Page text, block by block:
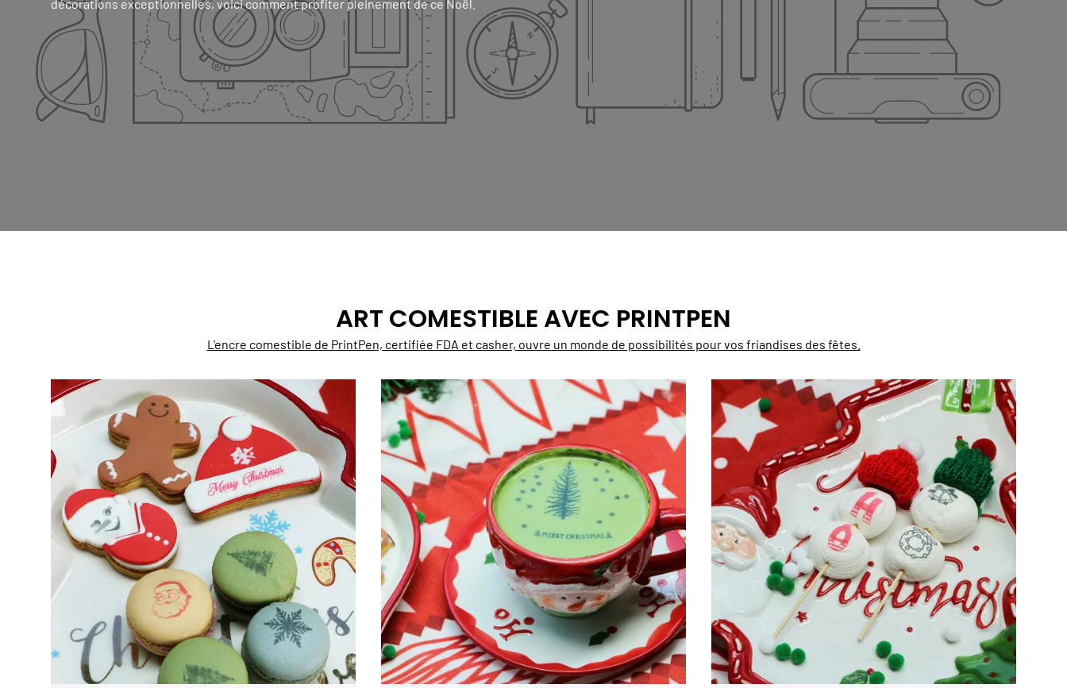
décorations exceptionnelles, voici comment profiter pleinement de ce Noël.
ART COMESTIBLE AVEC PRINTPEN
L'encre comestible de PrintPen, certifiée FDA et casher, ouvre un monde de possibilités pour vos friandises des fêtes.